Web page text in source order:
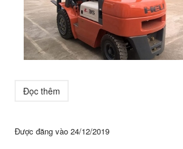
Đọc thêm
Được đăng vào 24/12/2019